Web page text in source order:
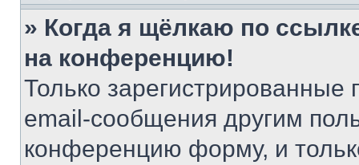
» Когда я щёлкаю по
на конференцию!
Только зарегистрированные
email-сообщения другим
конференцию форму, и